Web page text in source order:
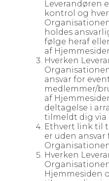
Leverandøren
kontrol og
holdes
følge heraf
af
Hverken
ansvar for
medlemmer/
af
deltagelse i
tilmeldt dig via
Ethvert link til
er uden
Hverken
Hjemmesiden